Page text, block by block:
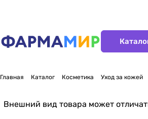
Главная Каталог Косметика Уход за кожей
Внешний вид товара может